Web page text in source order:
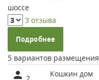
шоссе
3 отзыва
Подробнее
5 вариантов размещения
Кошкин дом